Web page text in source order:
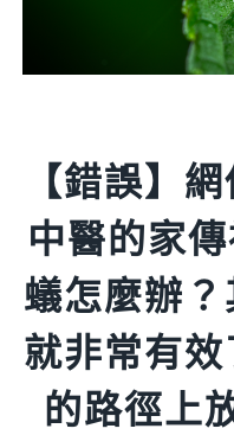
【錯誤】
中醫的家
蟻怎麼辦
就非常有
的路徑上